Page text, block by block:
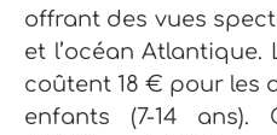
offrant des vues
et l’océan
coûtent 18 € pour les
enfants (7-14 ans).